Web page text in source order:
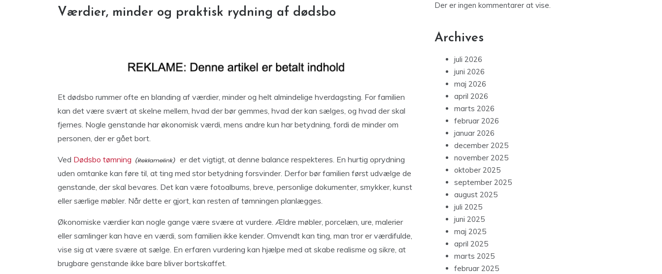
Værdier, minder og praktisk rydning af dødsbo
Et dødsbo rummer ofte en blanding af værdier, minder og helt almindelige hverdagsting. For familien
kan det være svært at skelne mellem, hvad der bør gemmes, hvad der kan sælges, og hvad der skal
fjernes. Nogle genstande har økonomisk værdi, mens andre kun har betydning, fordi de minder om
personen, der er gået bort.
Ved Dødsbo tømning
er det vigtigt, at denne balance respekteres. En hurtig oprydning
uden omtanke kan føre til, at ting med stor betydning forsvinder. Derfor bør familien først udvælge de
genstande, der skal bevares. Det kan være fotoalbums, breve, personlige dokumenter, smykker, kunst
eller særlige møbler. Når dette er gjort, kan resten af tømningen planlægges.
Økonomiske værdier kan nogle gange være svære at vurdere. Ældre møbler, porcelæn, ure, malerier
eller samlinger kan have en værdi, som familien ikke kender. Omvendt kan ting, man tror er værdifulde,
vise sig at være svære at sælge. En erfaren vurdering kan hjælpe med at skabe realisme og sikre, at
brugbare genstande ikke bare bliver bortskaffet.
Der er ingen kommentarer at vise.
Archives
juli 2026
juni 2026
maj 2026
april 2026
marts 2026
februar 2026
januar 2026
december 2025
november 2025
oktober 2025
september 2025
august 2025
juli 2025
juni 2025
maj 2025
april 2025
marts 2025
februar 2025